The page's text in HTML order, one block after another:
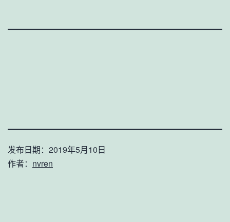
发布日期： 2019年5月10日
作者： nvren